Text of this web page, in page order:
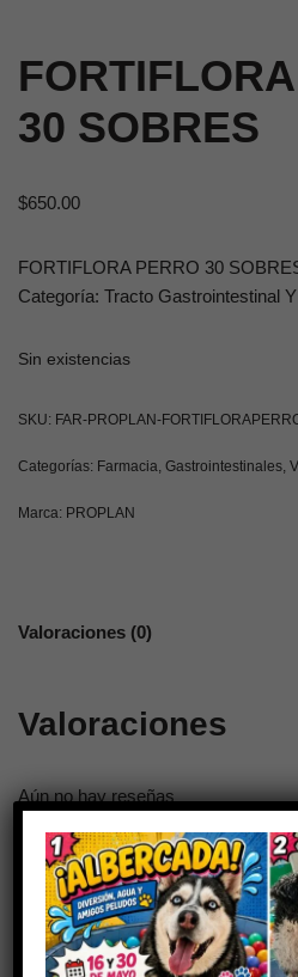
30 SOBRES
$650.00
FORTIFLORA PERRO 30
Categoría: Tracto Gastrointestinal
Sin existencias
SKU: FAR-PROPLAN-
Categorías: Farmacia Gastrointestinales
Marca: PROPLAN
Valoraciones (0)
Valoraciones
Aún no hay reseñas
Sé el primero en
PERRO 30 SOBRES”